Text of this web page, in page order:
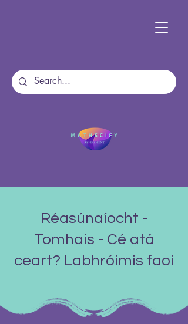
Réasúnaíocht -
Tomhais - Cé atá
ceart? Labhróimis faoi